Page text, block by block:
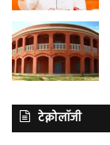
टेक्नोलॉजी